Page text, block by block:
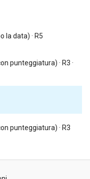
la data) · R5
punteggiatura) · R3 ·
punteggiatura) · R3